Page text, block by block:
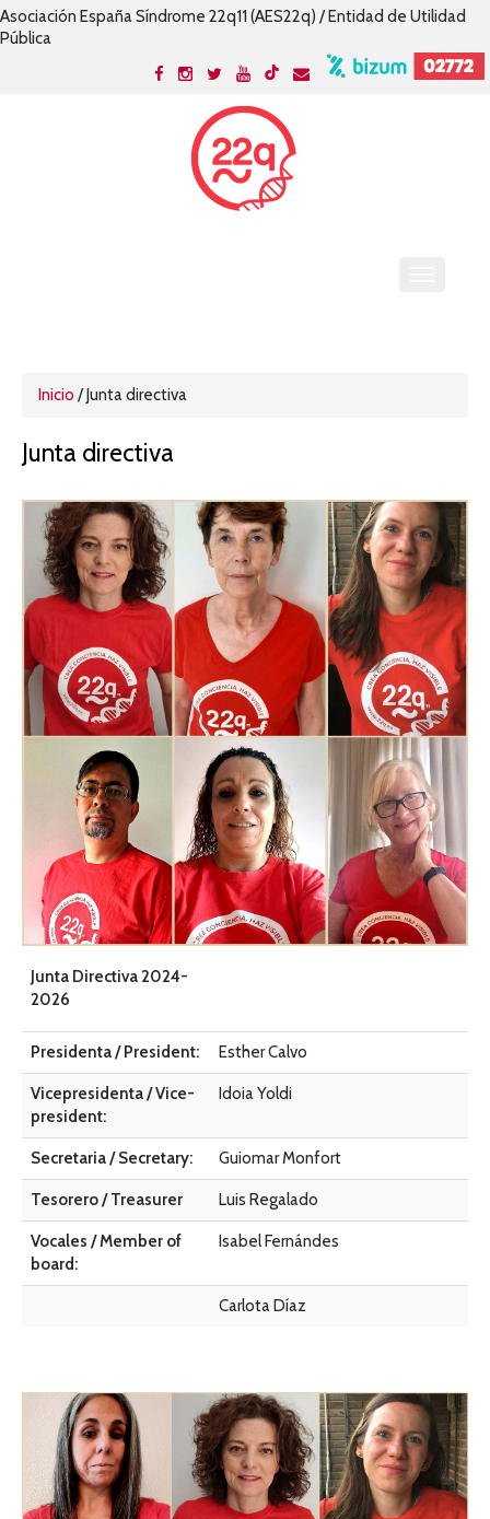
Asociación España Síndrome 22q11 (AES22q) / Entidad de Utilidad
Pública
Inicio /Junta directiva
Junta directiva
Junta Directiva 2024-
2026
Presidenta / President: Esther Calvo
Vicepresidenta / Vice-
president:
Idoia Yoldi
Secretaria / Secretary: Guiomar Monfort
Tesorero / Treasurer Luis Regalado
Vocales / Member of
board:
Isabel Fernándes
Carlota Díaz